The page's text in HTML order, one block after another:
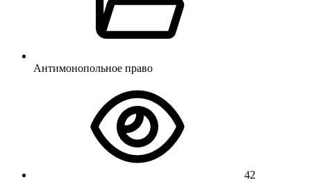
Антимонопольное право
42